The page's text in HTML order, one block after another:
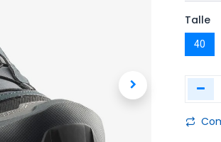
Talle
40